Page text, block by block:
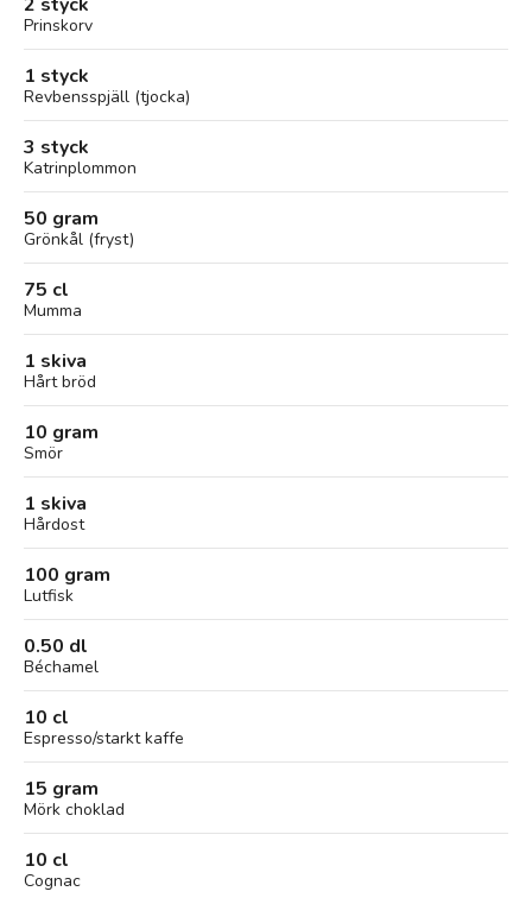
Prinskorv
1 styck
Revbensspjäll (tjocka)
3 styck
Katrinplommon
50 gram
Grönkål (fryst)
75 cl
Mumma
1 skiva
Hårt bröd
10 gram
Smör
1 skiva
Hårdost
100 gram
Lutfisk
0.50 dl
Béchamel
10 cl
Espresso/starkt kaffe
15 gram
Mörk choklad
10 cl
Cognac